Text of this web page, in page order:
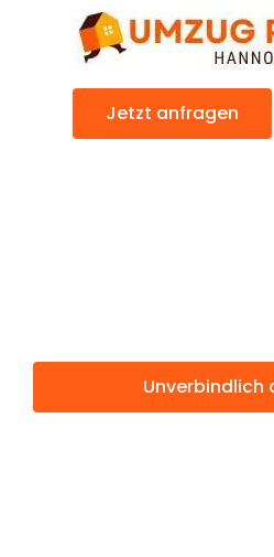
Jetzt anfragen
Unverbindlich